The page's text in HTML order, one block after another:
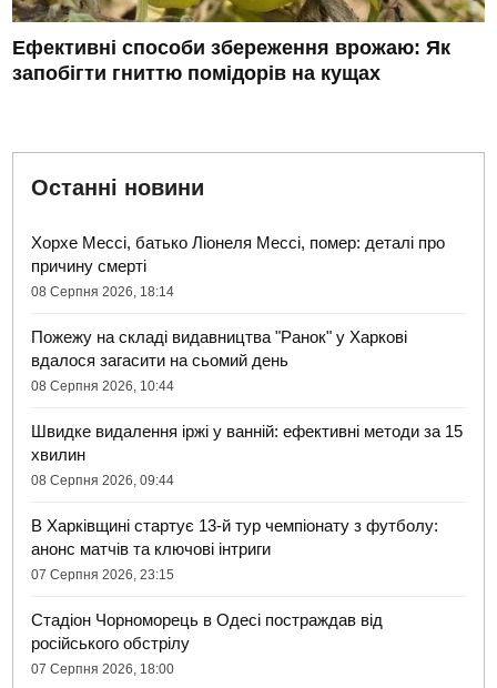
Ефективні способи збереження врожаю: Як
запобігти гниттю помідорів на кущах
Останні новини
Хорхе Мессі, батько Ліонеля Мессі, помер: деталі про
причину смерті
08 Серпня 2026, 18:14
Пожежу на складі видавництва "Ранок" у Харкові
вдалося загасити на сьомий день
08 Серпня 2026, 10:44
Швидке видалення іржі у ванній: ефективні методи за 15
хвилин
08 Серпня 2026, 09:44
В Харківщині стартує 13-й тур чемпіонату з футболу:
анонс матчів та ключові інтриги
07 Серпня 2026, 23:15
Стадіон Чорноморець в Одесі постраждав від
російського обстрілу
07 Серпня 2026, 18:00